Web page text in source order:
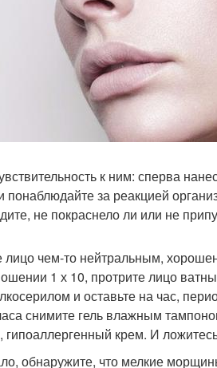
к ним: сперва
понаблюдайте за реакцией
не покраснело ли или не
чем-то нейтральным,
1 х 10, протрите лицо
и оставьте на час,
снимите гель влажным
крем. И
обнаружите, что мелкие